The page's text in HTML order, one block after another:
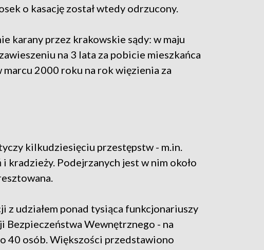
o kasację został wtedy odrzucony.
karany przez krakowskie sądy: w maju
na 3 lata za pobicie mieszkańca
2000 roku na rok więzienia za
kilkudziesięciu przestępstw - m.in.
kradzieży. Podejrzanych jest w nim około
z udziałem ponad tysiąca funkcjonariuszy
Bezpieczeństwa Wewnętrznego - na
40 osób. Większości przedstawiono